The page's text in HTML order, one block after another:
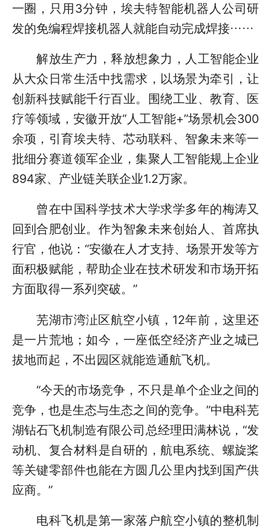
一圈，只用3分钟，埃夫特智能机器人公司研
发的免编程焊接机器人就能自动完成焊接……
解放生产力，释放想象力，人工智能企业
从大众日常生活中找需求，以场景为牵引，让
创新科技赋能千行百业。围绕工业、教育、医
疗等领域，安徽开放“人工智能+”场景机会300
余项，引育埃夫特、芯动联科、智象未来等一
批细分赛道领军企业，集聚人工智能规上企业
894家、产业链关联企业1.2万家。
曾在中国科学技术大学求学多年的梅涛又
回到合肥创业。作为智象未来创始人、首席执
行官，他说：“安徽在人才支持、场景开发等方
面积极赋能，帮助企业在技术研发和市场开拓
方面取得一系列突破。”
芜湖市湾沚区航空小镇，12年前，这里还
是一片荒地；如今，一座低空经济产业之城已
拔地而起，不出园区就能造通航飞机。
“今天的市场竞争，不只是单个企业之间的
竞争，也是生态与生态之间的竞争。”中电科芜
湖钻石飞机制造有限公司总经理田满林说，“发
动机、复合材料是自研的，航电系统、螺旋桨
等关键零部件也能在方圆几公里内找到国产供
应商。”
电科飞机是第一家落户航空小镇的整机制